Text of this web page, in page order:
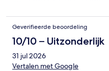
Geverifieerde beoordeling
10/10 – Uitzonderlijk
31 jul 2026
Vertalen met Google